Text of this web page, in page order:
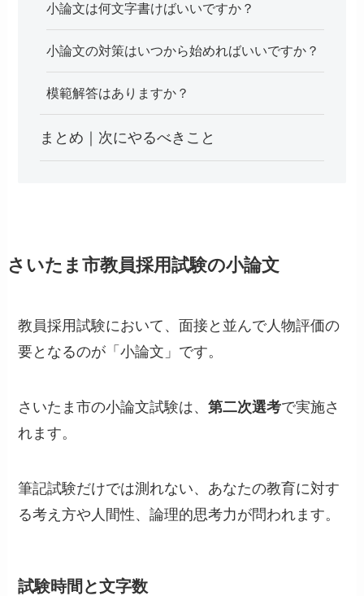
小論文は何文字書けばいいですか？
小論文の対策はいつから始めればいいですか？
模範解答はありますか？
まとめ｜次にやるべきこと
さいたま市教員採用試験の小論文
教員採用試験において、面接と並んで人物評価の
要となるのが「小論文」です。
さいたま市の小論文試験は、第二次選考で実施さ
れます。
筆記試験だけでは測れない、あなたの教育に対す
る考え方や人間性、論理的思考力が問われます。
試験時間と文字数